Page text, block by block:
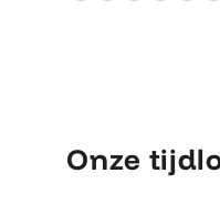
Onze